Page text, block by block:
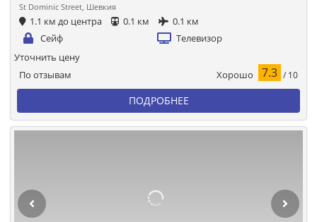
St Dominic Street, Шевкия
1.1 км до центра 0.1 км
0.1 км
Сейф
Телевизор
По отзывам Хорошо 7.3 / 10
Уточнить цену
ПОДРОБНЕЕ